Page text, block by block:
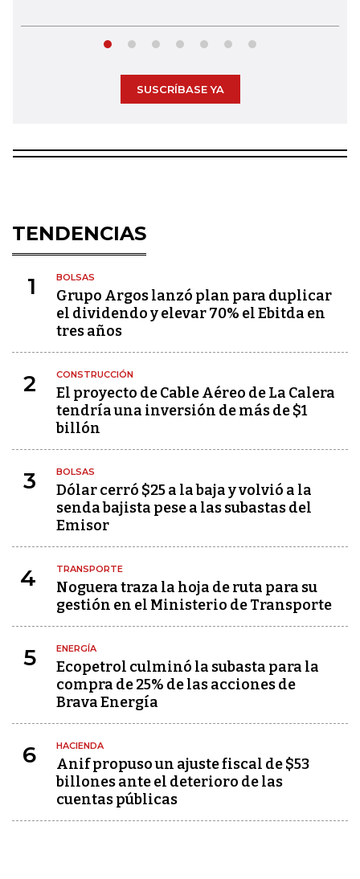
SUSCRÍBASE YA
TENDENCIAS
1 BOLSAS
Grupo Argos lanzó plan para duplicar
el dividendo y elevar 70% el Ebitda en
tres años
2 CONSTRUCCIÓN
El proyecto de Cable Aéreo de La Calera
tendría una inversión de más de $1
billón
3 BOLSAS
Dólar cerró $25 a la baja y volvió a la
senda bajista pese a las subastas del
Emisor
4 TRANSPORTE
Noguera traza la hoja de ruta para su
gestión en el Ministerio de Transporte
5 ENERGÍA
Ecopetrol culminó la subasta para la
compra de 25% de las acciones de
Brava Energía
6 HACIENDA
Anif propuso un ajuste fiscal de $53
billones ante el deterioro de las
cuentas públicas